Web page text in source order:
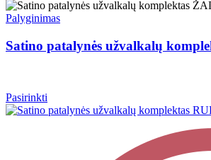
Palyginimas
Satino patalynės užvalkalų
Pasirinkti